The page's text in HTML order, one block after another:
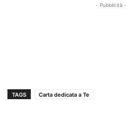
- Pubblicità -
TAGS Carta dedicata a Te